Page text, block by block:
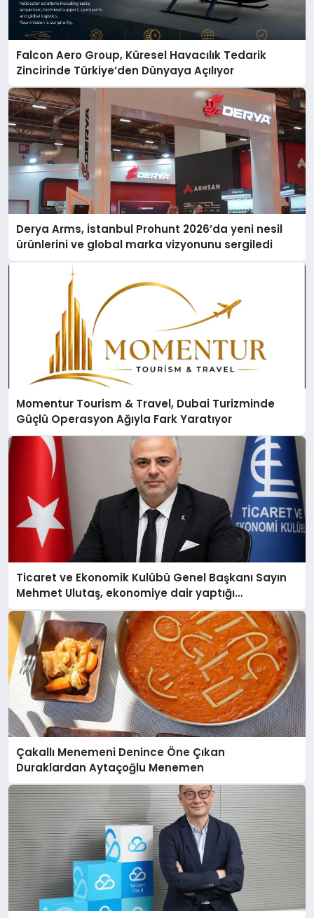
Falcon Aero Group, Küresel Havacılık Tedarik
Zincirinde Türkiye’den Dünyaya Açılıyor
Derya Arms, İstanbul Prohunt 2026’da yeni nesil
ürünlerini ve global marka vizyonunu sergiledi
Momentur Tourism & Travel, Dubai Turizminde
Güçlü Operasyon Ağıyla Fark Yaratıyor
Ticaret ve Ekonomik Kulübü Genel Başkanı Sayın
Mehmet Ulutaş, ekonomiye dair yaptığı
açıklamada şunları kaydetti:
Çakallı Menemeni Denince Öne Çıkan
Duraklardan Aytaçoğlu Menemen